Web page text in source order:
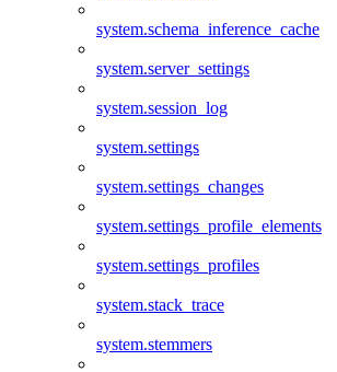
system.schema_inference_cache
system.server_settings
system.session_log
system.settings
system.settings_changes
system.settings_profile_elements
system.settings_profiles
system.stack_trace
system.stemmers